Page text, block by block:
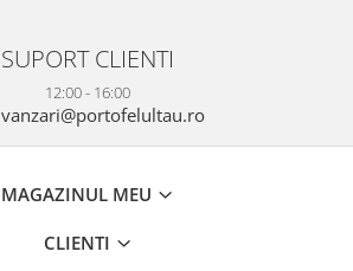
SUPORT CLIENTI
12:00 - 16:00
vanzari@portofelultau.ro
MAGAZINUL MEU
CLIENTI